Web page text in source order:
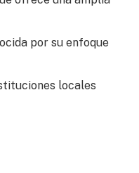
por su enfoque
locales